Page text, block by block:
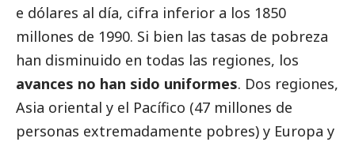
e dólares al día, cifra inferior a los 1850
millones de 1990. Si bien las tasas de pobreza
han disminuido en todas las regiones, los
avances no han sido uniformes. Dos regiones,
Asia oriental y el Pacífico (47 millones de
personas extremadamente pobres) y Europa y